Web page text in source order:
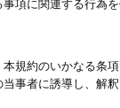
項に関連する行為
規約のいかなる条
事者に誘導し、解